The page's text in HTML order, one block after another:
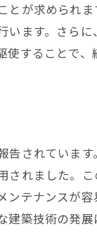
が求められ
ます。さら
することで
されていま
れました。
テナンスが
築技術の発展